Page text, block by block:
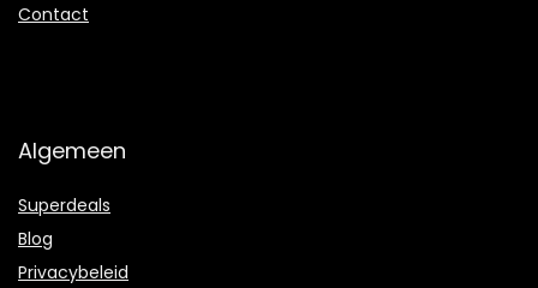
Contact
Algemeen
Superdeals
Blog
Privacybeleid